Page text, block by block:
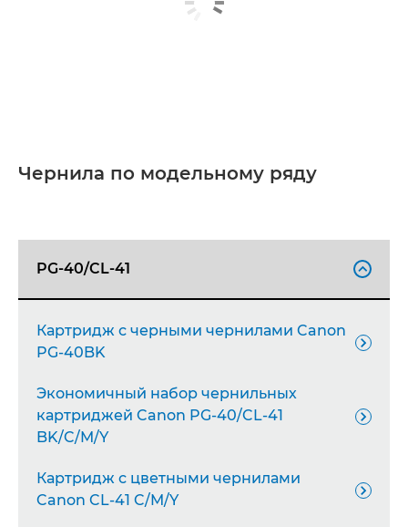
Чернила по модельному ряду
PG-40/CL-41 
Картридж с черными чернилами Canon
PG-40BK

Экономичный набор чернильных
картриджей Canon PG-40/CL-41
BK/C/M/Y

Картридж с цветными чернилами
Canon CL-41 C/M/Y
